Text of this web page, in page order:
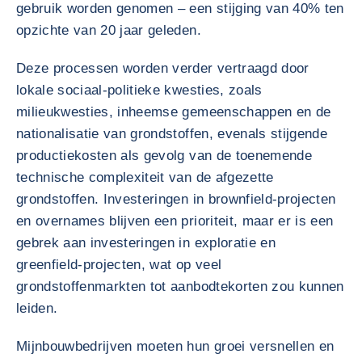
gebruik worden genomen – een stijging van 40% ten
opzichte van 20 jaar geleden.
Deze processen worden verder vertraagd door
lokale sociaal-politieke kwesties, zoals
milieukwesties, inheemse gemeenschappen en de
nationalisatie van grondstoffen, evenals stijgende
productiekosten als gevolg van de toenemende
technische complexiteit van de afgezette
grondstoffen. Investeringen in brownfield-projecten
en overnames blijven een prioriteit, maar er is een
gebrek aan investeringen in exploratie en
greenfield-projecten, wat op veel
grondstoffenmarkten tot aanbodtekorten zou kunnen
leiden.
Mijnbouwbedrijven moeten hun groei versnellen en